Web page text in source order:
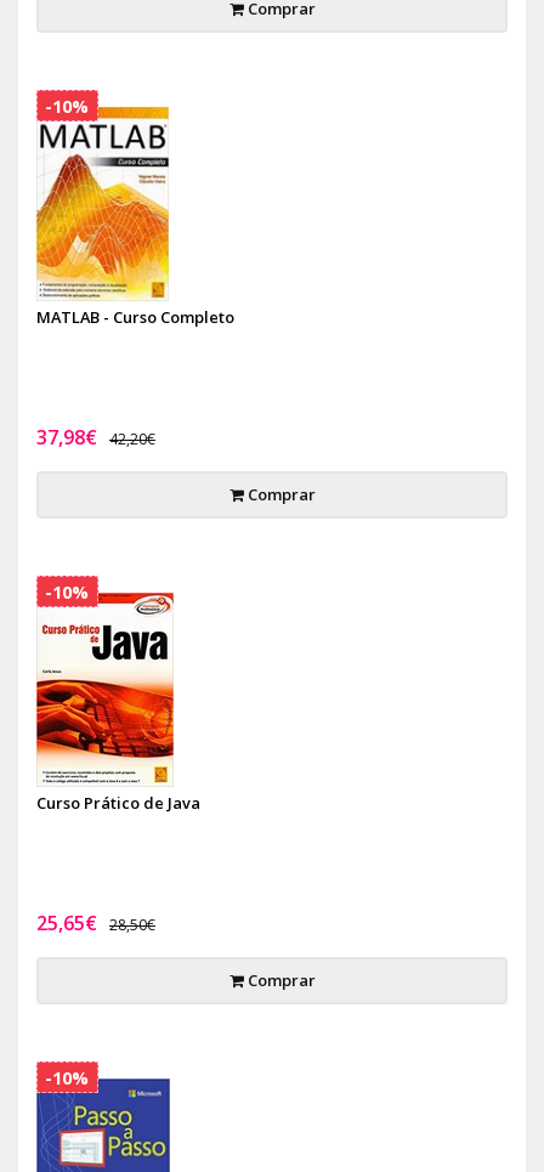
Comprar
MATLAB - Curso Completo
37,98€ 42,20€
Comprar
-10%
Curso Prático de Java
25,65€ 28,50€
Comprar
-10%
-10%